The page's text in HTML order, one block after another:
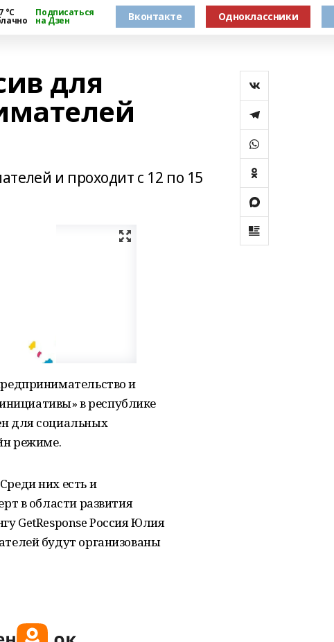
°С Подписаться
на Дзен Вконтакте Одноклассники
для
и проходит с 12 по 15
и
в республике
для социальных
режиме.
них есть и
в области развития
GetResponse Россия Юлия
будут организованы